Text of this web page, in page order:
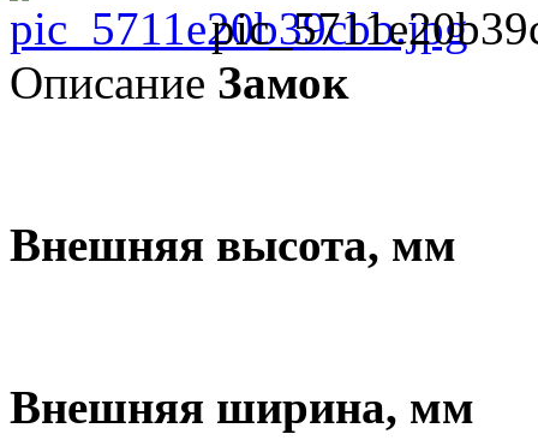
Описание Замок
Внешняя высота, мм
Внешняя ширина, мм